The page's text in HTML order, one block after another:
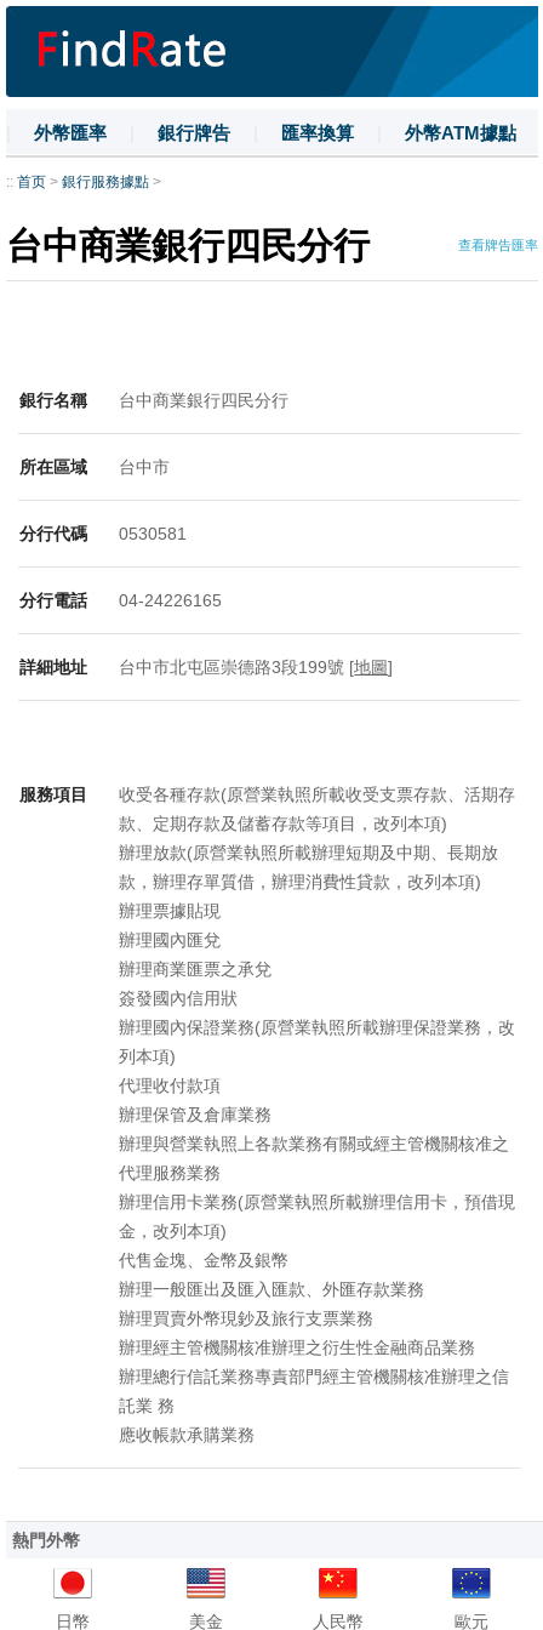
外幣匯率 銀行牌告 匯率換算 外幣ATM據點
| 名詞解釋 | 換匯技巧
:: 首页 > 銀行服務據點 >
台中商業銀行四民分行 查看牌告匯率
銀行名稱 台中商業銀行四民分行
所在區域 台中市
分行代碼 0530581
分行電話 04-24226165
詳細地址 台中市北屯區崇德路3段199號 [地圖]
服務項目
收受各種存款(原營業執照所載收受支票存款、活期存
款、定期存款及儲蓄存款等項目，改列本項)
辦理放款(原營業執照所載辦理短期及中期、長期放
款，辦理存單質借，辦理消費性貸款，改列本項)
辦理票據貼現
辦理國內匯兌
辦理商業匯票之承兌
簽發國內信用狀
辦理國內保證業務(原營業執照所載辦理保證業務，改
列本項)
代理收付款項
辦理保管及倉庫業務
辦理與營業執照上各款業務有關或經主管機關核准之
代理服務業務
辦理信用卡業務(原營業執照所載辦理信用卡，預借現
金，改列本項)
代售金塊、金幣及銀幣
辦理一般匯出及匯入匯款、外匯存款業務
辦理買賣外幣現鈔及旅行支票業務
辦理經主管機關核准辦理之衍生性金融商品業務
辦理總行信託業務專責部門經主管機關核准辦理之信
託業 務
應收帳款承購業務
熱門外幣
日幣 美金 人民幣 歐元